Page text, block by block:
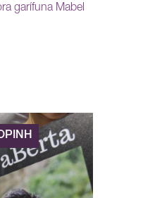
garífuna Mabel